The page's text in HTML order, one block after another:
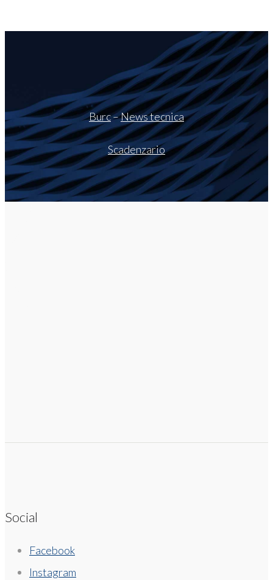
Burc–News tecnica
Scadenzario
Social
Facebook
Instagram